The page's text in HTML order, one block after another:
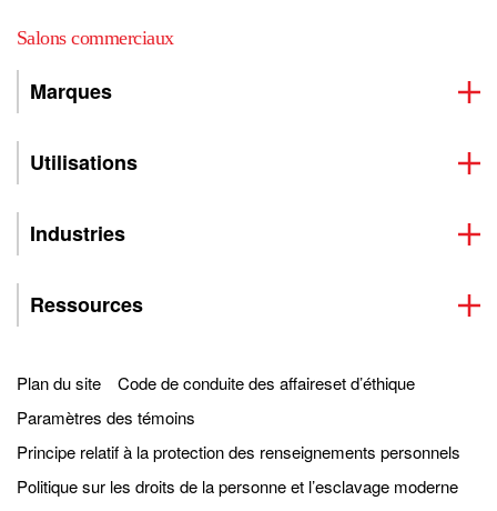
Salons commerciaux
Marques
Utilisations
Industries
Ressources
Plan du site
Code de conduite des affaireset d’éthique
Paramètres des témoins
Principe relatif à la protection des renseignements personnels
Politique sur les droits de la personne et l’esclavage moderne